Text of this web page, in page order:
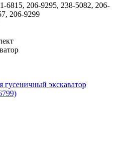
6815, 206-9295, 238-5082, 206-
206-9299